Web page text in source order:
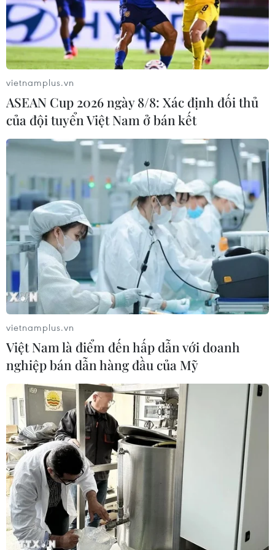
7%/năm vì gửi tiền tại các ngân hàng vẫn là lựa
chọn an toàn và hiệu quả nhất./.
(Vietnam+)
#USD #Tỷ giá
#Nâng giá mua USD
#Sở Giao dịch Ngân hàng Nhà nước
#Fed
#Đà rơi tỷ giá
#HSBV
#Cán cân thương mại
#Tin tức
#Thời sự
#Thời sự trong nước
#VietnamPlus
#Plus
Theo dõi VietnamPlus
TIN LIÊN QUAN
vietnamplus.vn
ASEAN Cup 2026 ngày 8/8: Xác định đối thủ
của đội tuyển Việt Nam ở bán kết
vietnamplus.vn
Việt Nam là điểm đến hấp dẫn với doanh
nghiệp bán dẫn hàng đầu của Mỹ